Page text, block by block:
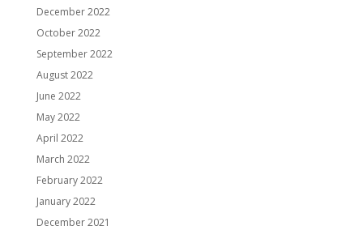
December 2022
October 2022
September 2022
August 2022
June 2022
May 2022
April 2022
March 2022
February 2022
January 2022
December 2021